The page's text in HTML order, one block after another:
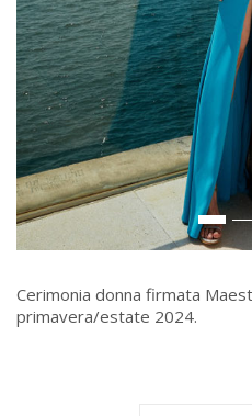
Cerimonia donna firmata
primavera/estate 2024.